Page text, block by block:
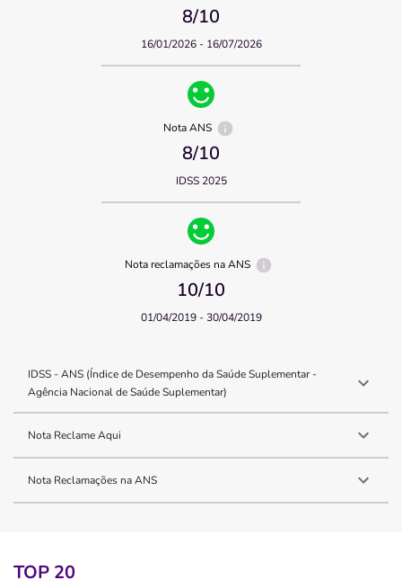
8/10
16/01/2026 - 16/07/2026
Nota ANS
8/10
IDSS 2025
Nota reclamações na ANS
10/10
01/04/2019 - 30/04/2019
IDSS - ANS (Índice de Desempenho da Saúde Suplementar -
Agência Nacional de Saúde Suplementar)
Nota Reclame Aqui
Nota Reclamações na ANS
TOP 20